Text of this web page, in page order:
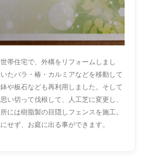
帯住宅で、外構をリフォームしまし
たバラ・椿・カルミアなどを移動して
や板石なども再利用しました。そして
い切って伐根して、人工芝に変更し、
には樹脂製の目隠しフェンスを施工。
せず、お庭に出る事ができます。